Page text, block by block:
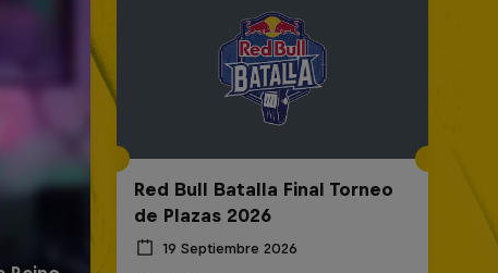
Red Bull Batalla Final Torneo
de Plazas 2026
19 Septiembre 2026